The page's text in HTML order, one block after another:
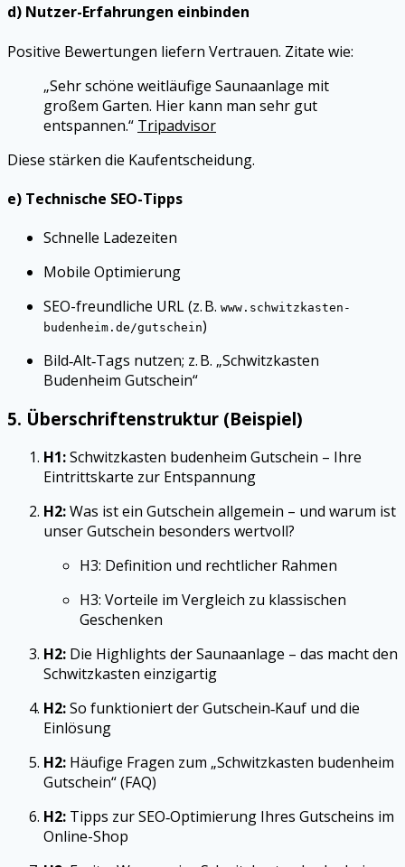
d) Nutzer-Erfahrungen einbinden
Positive Bewertungen liefern Vertrauen. Zitate wie:
„Sehr schöne weitläufige Saunaanlage mit
großem Garten. Hier kann man sehr gut
entspannen.“ Tripadvisor
Diese stärken die Kaufentscheidung.
e) Technische SEO-Tipps
Schnelle Ladezeiten
Mobile Optimierung
SEO-freundliche URL (z. B. www.schwitzkasten-
budenheim.de/gutschein)
Bild‑Alt‑Tags nutzen; z. B. „Schwitzkasten
Budenheim Gutschein“
5. Überschriftenstruktur (Beispiel)
H1:Schwitzkasten budenheim Gutschein – Ihre
Eintrittskarte zur Entspannung
H2:Was ist ein Gutschein allgemein – und warum ist
unser Gutschein besonders wertvoll?
H3: Definition und rechtlicher Rahmen
H3: Vorteile im Vergleich zu klassischen
Geschenken
H2: Die Highlights der Saunaanlage – das macht den
Schwitzkasten einzigartig
H2:So funktioniert der Gutschein‑Kauf und die
Einlösung
H2: Häufige Fragen zum „Schwitzkasten budenheim
Gutschein“ (FAQ)
H2: Tipps zur SEO‑Optimierung Ihres Gutscheins im
Online-Shop